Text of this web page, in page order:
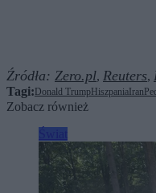
Źródła: Zero.pl, Reuters,
Tagi: Donald Trump Hiszpania Iran
Zobacz również